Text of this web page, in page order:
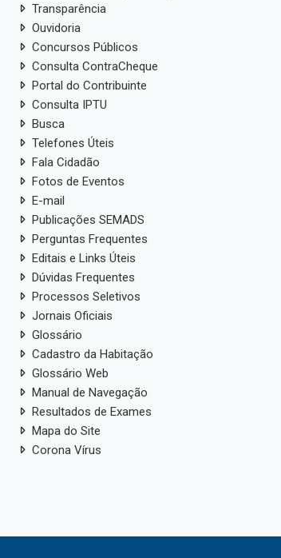
Transparência
Ouvidoria
Concursos Públicos
Consulta ContraCheque
Portal do Contribuinte
Consulta IPTU
Busca
Telefones Úteis
Fala Cidadão
Fotos de Eventos
E-mail
Publicações SEMADS
Perguntas Frequentes
Editais e Links Úteis
Dúvidas Frequentes
Processos Seletivos
Jornais Oficiais
Glossário
Cadastro da Habitação
Glossário Web
Manual de Navegação
Resultados de Exames
Mapa do Site
Corona Vírus